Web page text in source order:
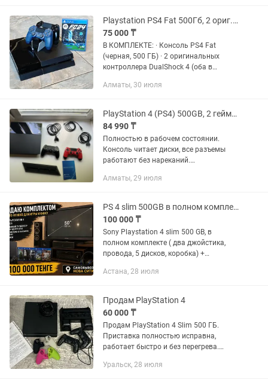
Playstation PS4 Fat 500Гб, 2 ориг. джойстика, зарядная станция, FIFA 24
75 000 ₸
В КОМПЛЕКТЕ: · Консоль PS4 Fat
(черная, 500 ГБ) · 2 оригинальных
контроллера DualShock 4 (оба в
работают чётко, без люфтов) ·
Алматы, 30 июля
PlayStation 4 (PS4) 500GB, 2 геймпада
84 990 ₸
Полностью в рабочем состоянии.
Консоль читает диски, все разъемы
работают без нареканий.
серьезных внешних повреждений.
комплектация: -...
Алматы, 29 июля
PS 4 slim 500GB в полном комплекте с телевизором
100 000 ₸
Sony Playstation 4 slim 500 GB, в
полном комплекте ( два джойстика,
провода, 5 дисков, коробка) +
+ наушники. Самовывоз, Нова сити
Астана, 28 июля
Продам PlayStation 4
60 000 ₸
Продам PlayStation 4 Slim 500 ГБ.
Приставка полностью исправна,
работает быстро и без перегрева.
в отличном состоянии. В комплекте:
Уральск, 28 июля